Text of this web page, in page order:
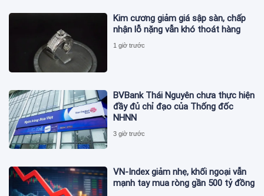
Kim cương giảm giá sập sàn, chấp
nhận lỗ nặng vẫn khó thoát hàng
1 giờ trước
BVBank Thái Nguyên chưa thực hiện
đầy đủ chỉ đạo của Thống đốc
NHNN
3 giờ trước
VN-Index giảm nhẹ, khối ngoại vẫn
mạnh tay mua ròng gần 500 tỷ đồng